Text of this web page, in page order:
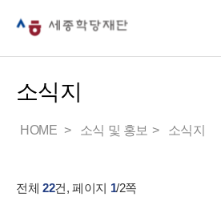
소식지
HOME 소식 및 홍보 소식지
전체 22건, 페이지 1/2쪽